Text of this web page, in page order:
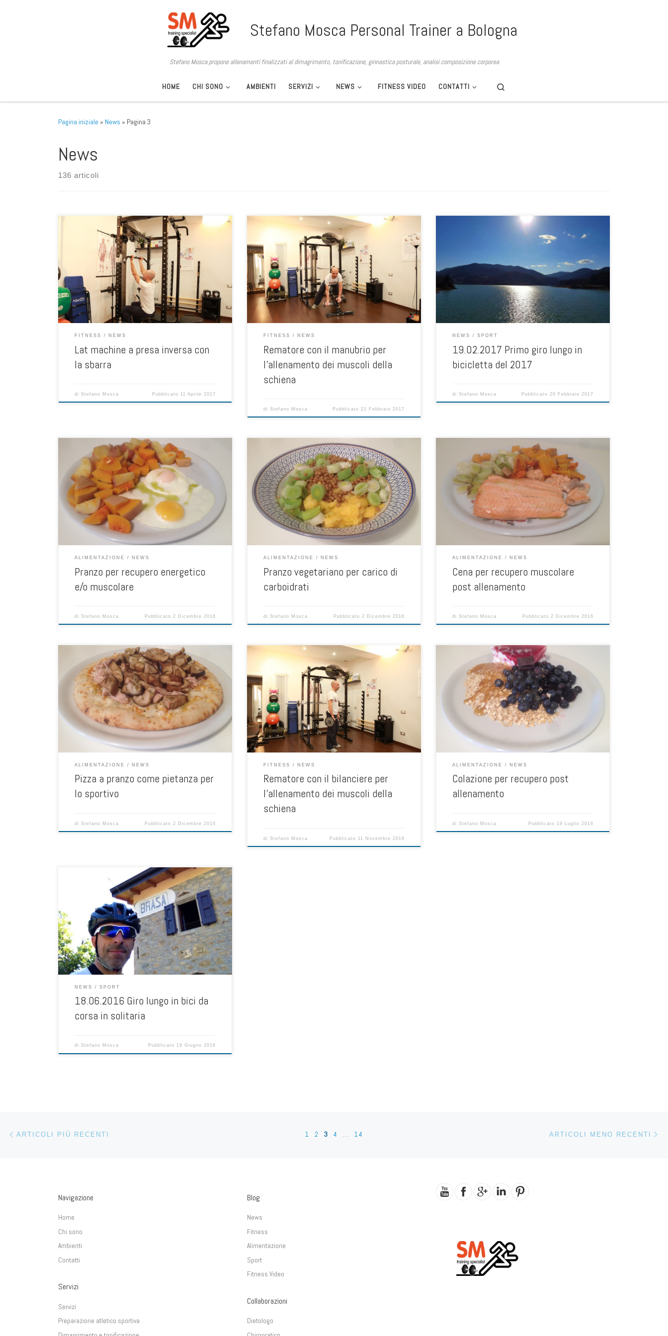
Stefano Mosca Personal Trainer a Bologna
Stefano Mosca propone allenamenti finalizzati al dimagrimento, tonificazione, ginnastica posturale, analisi composizione corporea
HOME CHI SONO AMBIENTI SERVIZI NEWS FITNESS VIDEO CONTATTI
Pagina iniziale » News » Pagina 3
News
136 articoli
Il lat machine a presa inversa per l’allenamento dei
muscoli gran dorsali è una variante interessante del
classico lat machine svolto avanti con la presa larga. Il
lat machine a presa inversa viene usato spesso da chi
pratica fitness e va in palestra, può essere eseguito
stando a sedere, in ginocchio […]
FITNESS NEWS
Lat machine a presa inversa con
la sbarra
diStefano Mosca Pubblicato 11 Aprile 2017
Come tutti gli esercizi per tonificare che si svolgono con
i pesi liberi, il rematore con i manubri è ottimo per
l’allenamento dei muscoli gran dorsali della schiena ed
è da considerarsi un’esercizio base per lo sviluppo della
forza e della massa muscolare Sicuramente complesso
da eseguire correttamente per via […]
FITNESS NEWS
Rematore con il manubrio per
l’allenamento dei muscoli della
schiena
diStefano Mosca Pubblicato 21 Febbraio 2017
160 km, 6 ore, 26.3 km/h di media, 2200 m di dislivello
Castiglione, Casalecchio Oggi ero con il mio amico
Matteo per il mio primo giro in bicicletta da corsa lungo
dell’anno. Partenza con calma alle 10:00, in mezzo alla
nebbia lo raggiungo e dopo un bel […]
NEWS SPORT
19.02.2017 Primo giro lungo in
bicicletta del 2017
diStefano Mosca Pubblicato 20 Febbraio 2017
Un buon pranzo post allenamento deve garantire sia il
recupero glucidico del glicogeno, sia il recupero
muscolare dai danni ai muscoli provocati dall’attività
fisica Il pranzo è sicuramente uno dei pasti principali
della giornata che deve garantire allo sportivo i nutrienti
per un buon recupero dagli allenamenti, sia inteso come
ALIMENTAZIONE NEWS
Pranzo per recupero energetico
e/o muscolare
diStefano Mosca Pubblicato 2 Dicembre 2016
Il giorno prima di un’importante allenamento o una gara
sportiva ci vuole sicuramente un pranzo nutriente, che
garantisca il giusto apporto di carboidrati complessi per
riempire le riserve di glicogeno muscolare ed epatico ai
fini di sostenere l’attività fisica magari prolungata, con
anche proteine e grassi necessari per il turnover […]
ALIMENTAZIONE NEWS
Pranzo vegetariano per carico di
carboidrati
diStefano Mosca Pubblicato 2 Dicembre 2016
Dopo un’allenamento il corpo ed i muscoli necessitano
di recupero, per riparare i danni alle fibre muscolari
causati dall’esercizio fisico e dal lavoro muscolare. Tale
recupero muscolare avviene nelle ore successive al
termine dell’allenamento fintanto che la sintesi proteica
rimane elevata, ed avviene anche di notte nel momento
del riposo, […]
ALIMENTAZIONE NEWS
Cena per recupero muscolare
post allenamento
diStefano Mosca Pubblicato 2 Dicembre 2016
La pizza opportunamente preparata è un ottima
pietanza per lo sportivo, completa dal punto di vista
nutritivo, che fornisce carboidrati per il recupero
energetico, proteine nobili e vitamine, minerali e
oligoelementi La pizza è un ottimo alimento, pietanza
completa di proteine nobili, carboidrati complessi,
grassi saturi e insaturi e vitamine, […]
ALIMENTAZIONE NEWS
Pizza a pranzo come pietanza per
lo sportivo
diStefano Mosca Pubblicato 2 Dicembre 2016
Come tutti gli esercizi di tonificazione che si svolgono
con i pesi liberi, il rematore con il bilanciere è ottimo per
l’allenamento dei muscoli gran dorsali della schiena ed
è da considerarsi un’esercizio base per lo sviluppo della
forza e della massa muscolare Sicuramente complesso
da eseguire correttamente e in sicurezza, […]
FITNESS NEWS
Rematore con il bilanciere per
l’allenamento dei muscoli della
schiena
diStefano Mosca Pubblicato 11 Novembre 2016
Lo sportivo ben sa che introdurre saccarosio (comune
zucchero da cucina) nel pasto che precede
un’allenamento o una gara sportiva è sconsigliato per
via del fatto che il repentino innalzamento della glicemia
che ne consegue fa produrre al pancreas un quantitativo
di insulina elevato, ormone endogeno che ha il compito
ALIMENTAZIONE NEWS
Colazione per recupero post
allenamento
diStefano Mosca Pubblicato 19 Luglio 2016
Partenza all’alba, l’idea è quella di un giro in bici di 150
km visto che ieri ne ho fatti 110 km con 1600 m di
dislivello, possono bastare. Quindi borraccia termica
caricata con mix di zuccheri e sali minerali che poi
diluisco alle fontane, non porto niente da mangiare, non
serve […]
NEWS SPORT
18.06.2016 Giro lungo in bici da
corsa in solitaria
diStefano Mosca Pubblicato 19 Giugno 2016
Navigazione articoli
ARTICOLI PIÙ RECENTI 1 2 3 4 14 ARTICOLI MENO RECENTI
Navigazione
Home
Chi sono
Ambienti
Contatti
Servizi
Servizi
Preparazione atletico sportiva
Blog
News
Fitness
Alimentazione
Sport
Fitness Video
Collaborazioni
Dietologo